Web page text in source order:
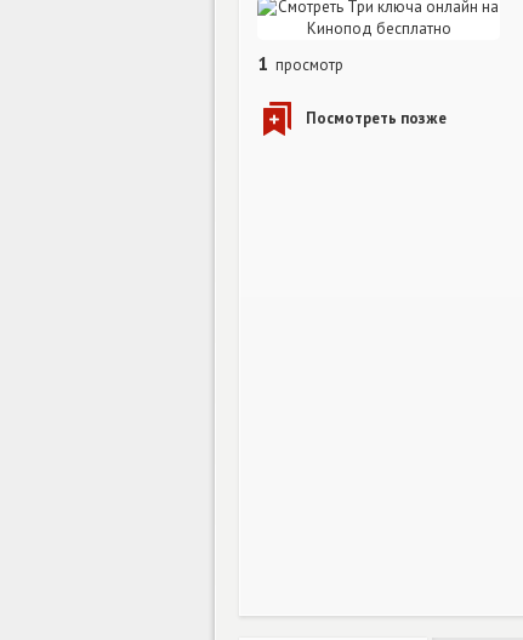
1 просмотр